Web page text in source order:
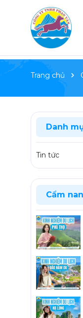
Trang chủ
Danh
Tin tức
Cẩm